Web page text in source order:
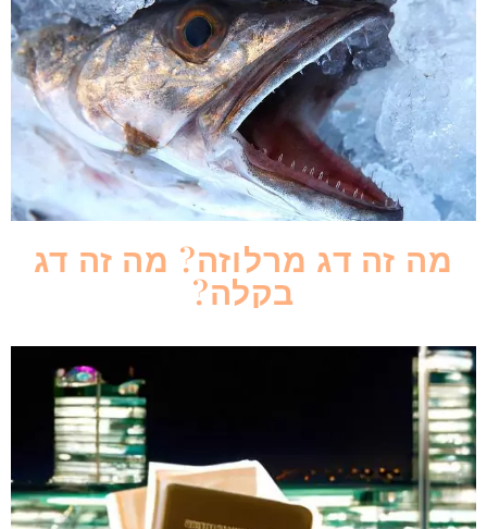
מה זה דג מרלוזה? מה זה דג
בקלה?